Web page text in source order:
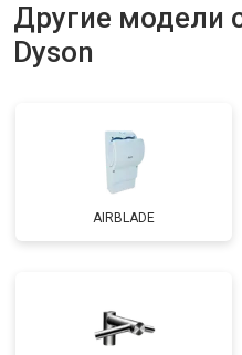
Другие модели
Dyson
AIRBLADE